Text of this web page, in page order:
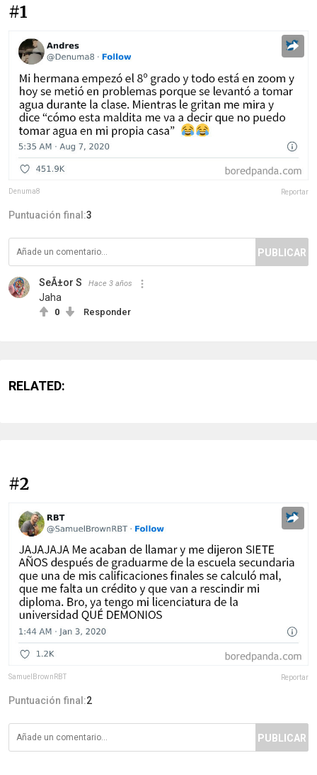
#1
Denuma8 Reportar
Puntuación final:3
PUBLICAR
SeÃ±or S Hace 3 años
Jaha
0 Responder
RELATED:
#2
SamuelBrownRBT Reportar
Puntuación final:2
PUBLICAR